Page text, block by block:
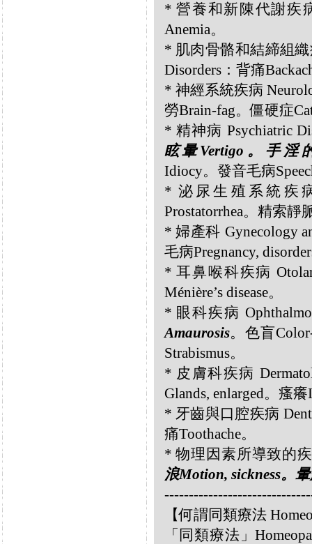
* 營養和新陳代謝疾
Anemia。
* 肌肉骨骼和結締組織
Disorders：背痛
* 神經系統疾病
勞Brain-fag。僵硬症
* 精神病 Psychiatric
眩暈Vertigo。手淫
Idiocy。發音毛病
* 泌尿生殖系統疾病
Prostatorrhea。精索靜
* 婦產科 Gynecology
毛病Pregnancy,
* 耳鼻喉科疾病
Ménière’s disease。
* 眼科疾病
Amaurosis。色盲
Strabismus。
* 皮膚科疾病
Glands, enlarged。瘙
* 牙齒與口腔疾病
痛Toothache。
* 物理因素所導致的疾
浪Motion, sickness。暈
【何謂同類療法
「同類療法」